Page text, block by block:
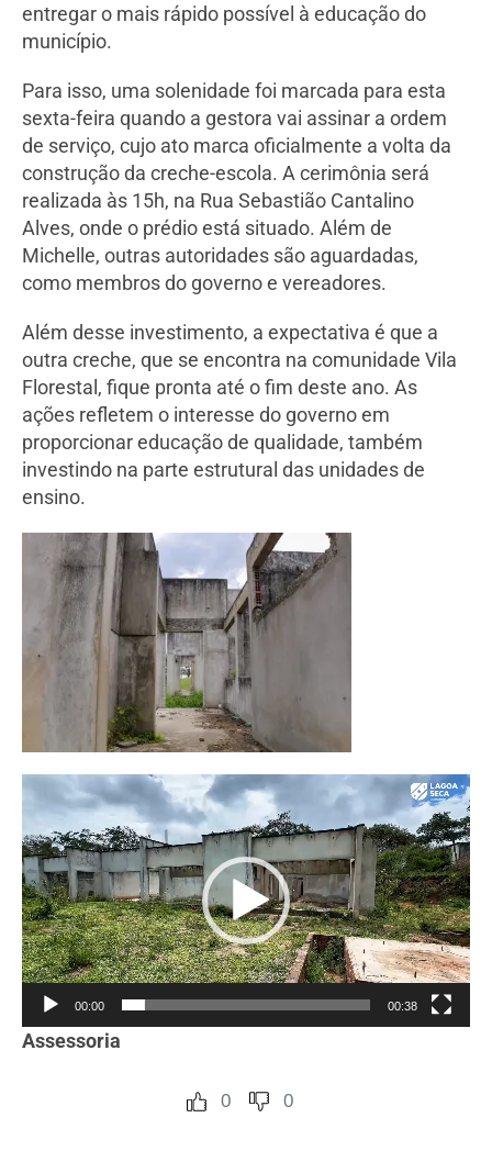
entregar o mais rápido possível à educação do
município.
Para isso, uma solenidade foi marcada para esta
sexta-feira quando a gestora vai assinar a ordem
de serviço, cujo ato marca oficialmente a volta da
construção da creche-escola. A cerimônia será
realizada às 15h, na Rua Sebastião Cantalino
Alves, onde o prédio está situado. Além de
Michelle, outras autoridades são aguardadas,
como membros do governo e vereadores.
Além desse investimento, a expectativa é que a
outra creche, que se encontra na comunidade Vila
Florestal, fique pronta até o fim deste ano. As
ações refletem o interesse do governo em
proporcionar educação de qualidade, também
investindo na parte estrutural das unidades de
ensino.
de
vídeo
00:00 00:38
Assessoria
0 0